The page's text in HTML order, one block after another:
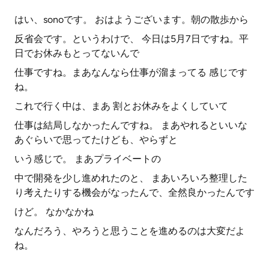
はい、sonoです。 おはようございます。朝の散歩から
反省会です。というわけで、 今日は5月7日ですね。平
日でお休みもとってないんで
仕事ですね。まあなんなら仕事が溜まってる 感じです
ね。
これで行く中は、まあ 割とお休みをよくしていて
仕事は結局しなかったんですね。 まあやれるといいな
あぐらいで思ってたけども、やらずと
いう感じで。 まあプライベートの
中で開発を少し進めれたのと、 まあいろいろ整理した
り考えたりする機会がなったんで、全然良かったんです
けど。 なかなかね
なんだろう、やろうと思うことを進めるのは大変だよ
ね。